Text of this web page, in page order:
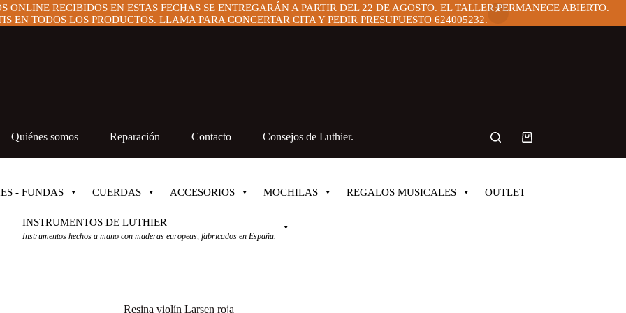
RECIBIDOS EN ESTAS FECHAS SE ENTREGARÁN A PARTIR DEL 22 DE AGOSTO. EL TALLER PERMANECE ABIERTO.
EN TODOS LOS PRODUCTOS. LLAMA PARA CONCERTAR CITA Y PEDIR PRESUPUESTO 624005232.
Quiénes somos Reparación Contacto Consejos de Luthier.
Carro
- FUNDAS CUERDAS ACCESORIOS MOCHILAS REGALOS MUSICALES OUTLET
INSTRUMENTOS DE LUTHIER
Instrumentos hechos a mano con maderas europeas, fabricados en España.
Resina violín Larsen roja